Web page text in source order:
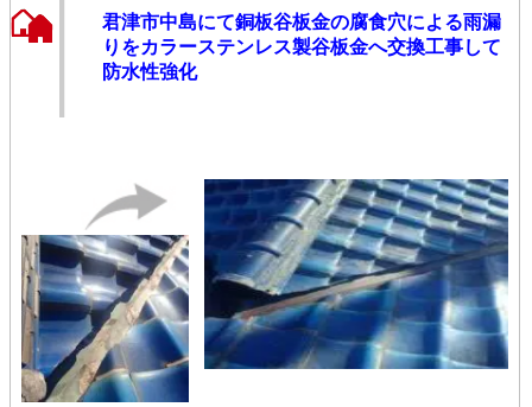
君津市中島にて銅板谷板金の腐食穴による雨漏
りをカラーステンレス製谷板金へ交換工事して
防水性強化